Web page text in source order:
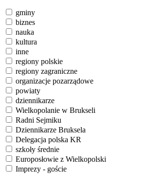
gminy
biznes
nauka
kultura
inne
regiony polskie
regiony zagraniczne
organizacje pozarządowe
powiaty
dziennikarze
Wielkopolanie w Brukseli
Radni Sejmiku
Dziennikarze Bruksela
Delegacja polska KR
szkoły średnie
Europosłowie z Wielkopolski
Imprezy - goście